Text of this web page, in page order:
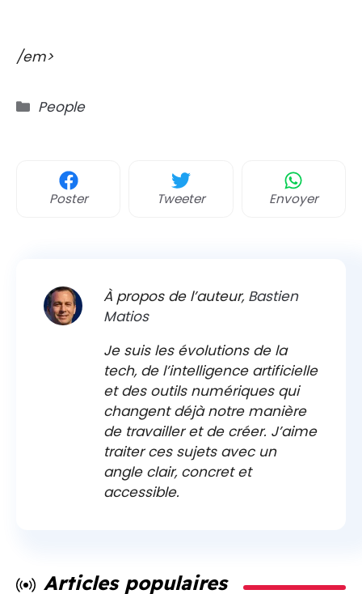
/em>
Catégories
People
Poster Tweeter Envoyer
À propos de l’auteur, Bastien
Matios
Je suis les évolutions de la
tech, de l’intelligence artificielle
et des outils numériques qui
changent déjà notre manière
de travailler et de créer. J’aime
traiter ces sujets avec un
angle clair, concret et
accessible.
Articles populaires